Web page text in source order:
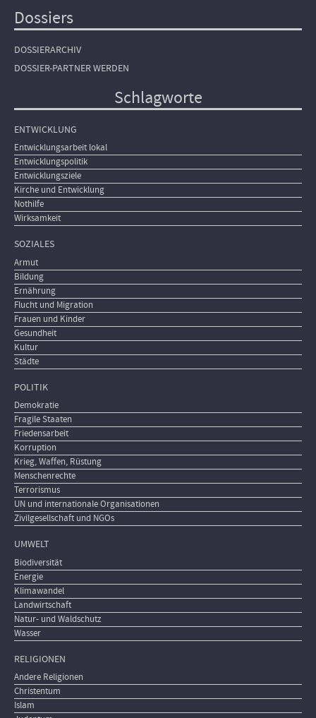
Dossiers
DOSSIERARCHIV
DOSSIER-PARTNER WERDEN
Schlagworte
ENTWICKLUNG
Entwicklungsarbeit lokal
Entwicklungspolitik
Entwicklungsziele
Kirche und Entwicklung
Nothilfe
Wirksamkeit
SOZIALES
Armut
Bildung
Ernährung
Flucht und Migration
Frauen und Kinder
Gesundheit
Kultur
Städte
POLITIK
Demokratie
Fragile Staaten
Friedensarbeit
Korruption
Krieg, Waffen, Rüstung
Menschenrechte
Terrorismus
UN und internationale Organisationen
Zivilgesellschaft und NGOs
UMWELT
Biodiversität
Energie
Klimawandel
Landwirtschaft
Natur- und Waldschutz
Wasser
RELIGIONEN
Andere Religionen
Christentum
Islam